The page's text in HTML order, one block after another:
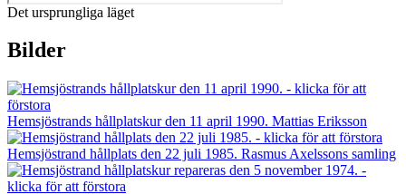
Det ursprungliga läget
Bilder
Hemsjöstrands hållplatskur den 11 april 1990. Mattias Eriksson
Hemsjöstrand hållplats den 22 juli 1985. Rasmus Axelssons samling